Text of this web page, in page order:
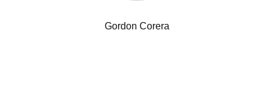
Gordon Corera